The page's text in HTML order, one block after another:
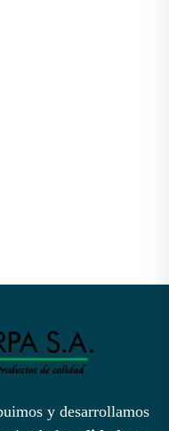
y desarrollamos